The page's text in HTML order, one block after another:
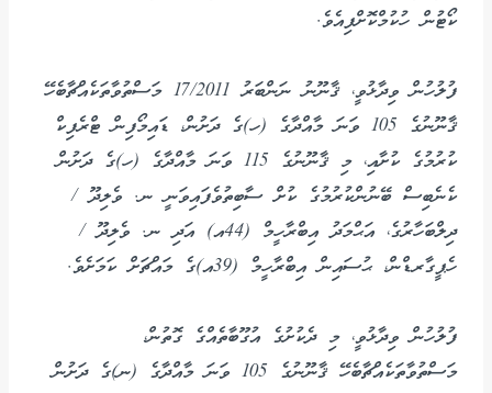
ކޯޓުން ހުކުމްކޮށްފިއެވެ.
ފުލުހުން ވިދާޅުވީ، ޤާނޫނު ނަންބަރު 17/2011 މަސްތުވާތަކެއްޗާބެހޭ
ޤާނޫނުގެ 105 ވަނަ މާއްދާގެ (ހ)ގެ ދަށުން، ޑައިމޯފިން ޓްރެފިކް
ކުރުމުގެ ކުށާއި، މި ޤާނޫނުގެ 115 ވަނަ މާއްދާގެ (ހ)ގެ ދަށުން
ކެނެބިސް ބޭނުންކުރުމުގެ ކުށް ސާބިތުވެފައިވަނީ ނ. ވެލިދޫ /
ދިލްބަހާރުގެ، އަޙްމަދު އިބްރާހީމް (44އ) އަދި ނ. ވެލިދޫ /
ހެޕީގާރޑްން، ޙުސައިން އިބްރާހީމް (39އ)ގެ މައްޗަށް ކަމަށެވެ.
ފުލުހުން ވިދާޅުވީ، މި ދެކުށުގެ އުގޫބާތެއްގެ ގޮތުން،
މަސްތުވާތަކެއްޗާބެހޭ ޤާނޫނުގެ 105 ވަނަ މާއްދާގެ (ނ)ގެ ދަށުން